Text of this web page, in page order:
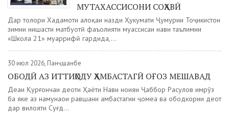
МУТАХАССИСОНИ СОҲАВӢ
Дар толори Хадамоти алоқаи назди Ҳукумати Ҷумҳурии Тоҷикистон
зимни нишасти матбуотӣ фаъолияти муассисаи нави таълимии
«Школа 21» муаррифӣ гардида,...
30 июл 2026, Панҷшанбе
ОБОДӢ АЗ ИТТИҲОДУ ҲАМБАСТАГӢ ОҒОЗ МЕШАВАД
Деҳаи Қурғончаи деҳоти Ҳаёти Нави ноҳияи Ҷаббор Расулов имрӯз
ба яке аз намунаҳои равшани ҳамбастагии ҷомеа ва ободкории деҳот
дар вилояти Суғд...